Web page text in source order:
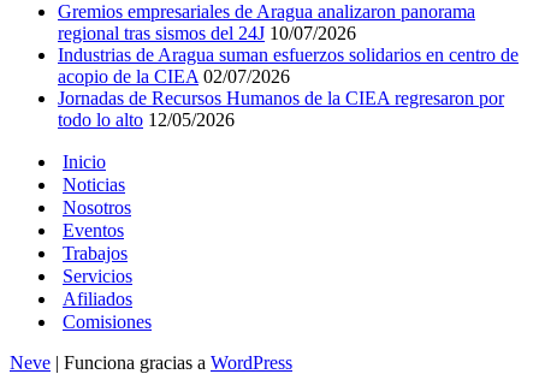
Gremios empresariales de Aragua analizaron panorama
regional tras sismos del 24J 10/07/2026
Industrias de Aragua suman esfuerzos solidarios en centro de
acopio de la CIEA 02/07/2026
Jornadas de Recursos Humanos de la CIEA regresaron por
todo lo alto 12/05/2026
Inicio
Noticias
Nosotros
Eventos
Trabajos
Servicios
Afiliados
Comisiones
Neve | Funciona gracias a WordPress